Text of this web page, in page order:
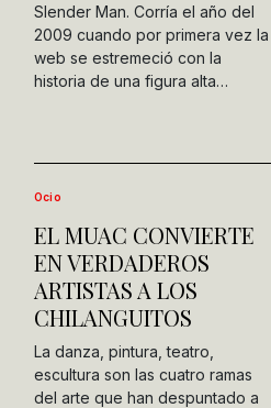
Slender Man. Corría el año del
2009 cuando por primera vez la
web se estremeció con la
historia de una figura alta…
Ocio
EL MUAC CONVIERTE
EN VERDADEROS
ARTISTAS A LOS
CHILANGUITOS
La danza, pintura, teatro,
escultura son las cuatro ramas
del arte que han despuntado a